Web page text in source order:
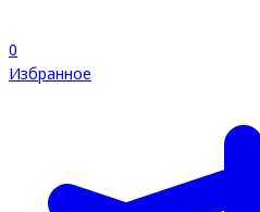
0
Избранное